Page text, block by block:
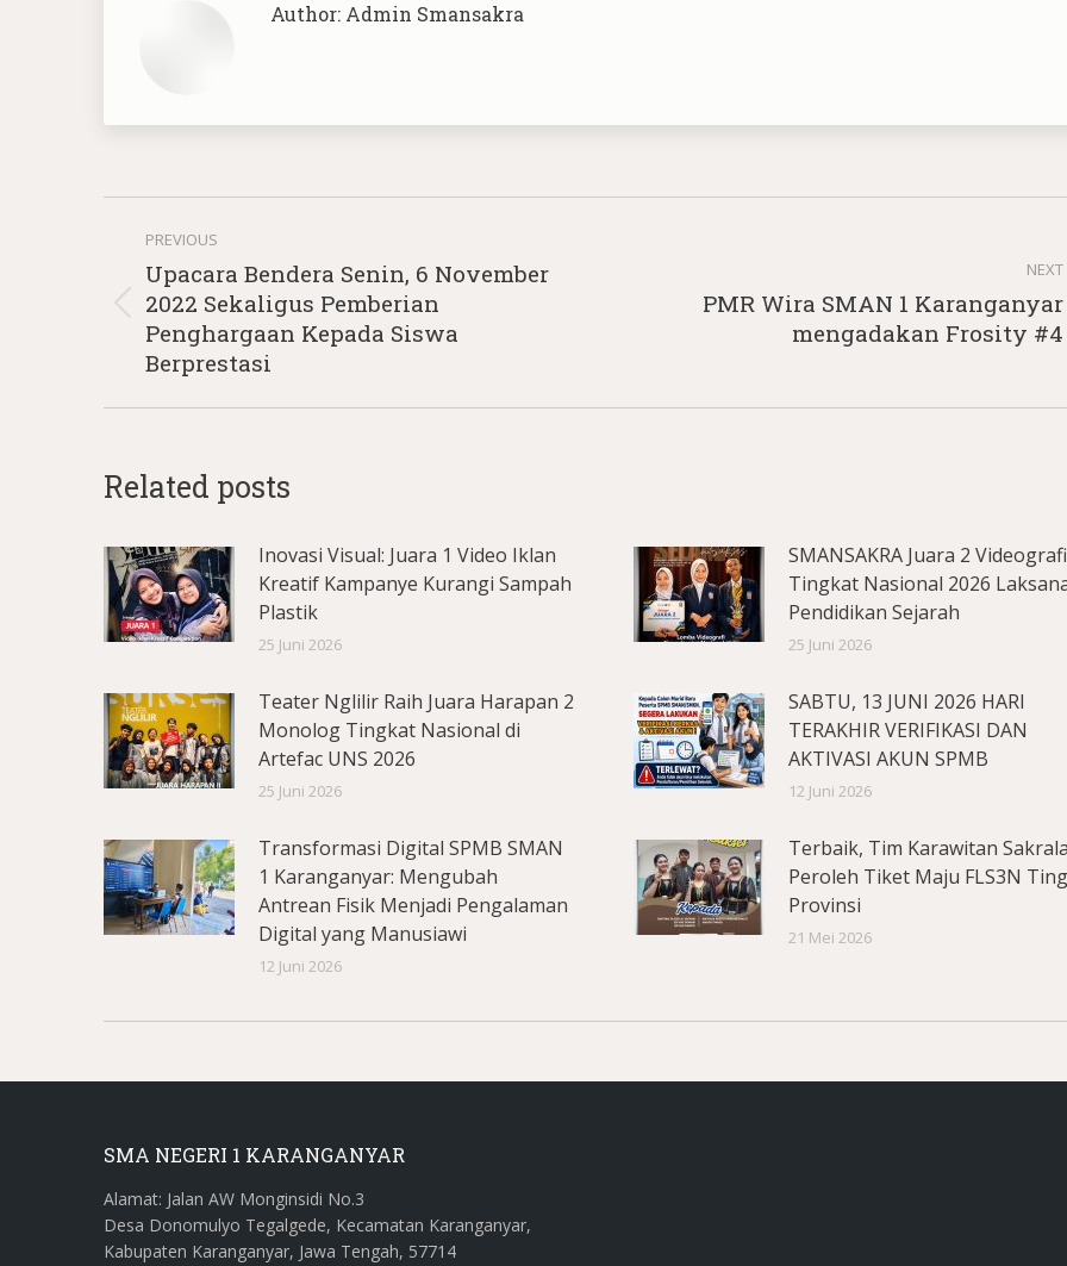
Author: Admin Smansakra
Post
navigation
PREVIOUS
Previous
post:
Upacara Bendera Senin, 6 November
2022 Sekaligus Pemberian
Penghargaan Kepada Siswa
Berprestasi
NEXT
PMR Wira SMAN 1 Karanganyar
mengadakan Frosity #4
Related posts
Inovasi Visual: Juara 1 Video Iklan
Kreatif Kampanye Kurangi Sampah
Plastik
25 Juni 2026
SMANSAKRA Juara 2 Videografi
Tingkat Nasional 2026
Pendidikan Sejarah
25 Juni 2026
Teater Nglilir Raih Juara Harapan 2
Monolog Tingkat Nasional di
Artefac UNS 2026
25 Juni 2026
SABTU, 13 JUNI 2026 HARI
TERAKHIR VERIFIKASI DAN
AKTIVASI AKUN SPMB
12 Juni 2026
Transformasi Digital SPMB SMAN
1 Karanganyar: Mengubah
Antrean Fisik Menjadi Pengalaman
Digital yang Manusiawi
12 Juni 2026
Terbaik, Tim Karawitan
Peroleh Tiket Maju FLS3N
Provinsi
21 Mei 2026
SMA NEGERI 1 KARANGANYAR
Alamat: Jalan AW Monginsidi No.3
Desa Donomulyo Tegalgede, Kecamatan Karanganyar,
Kabupaten Karanganyar, Jawa Tengah, 57714